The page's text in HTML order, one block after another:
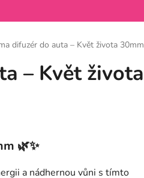
difuzér do auta – Květ života 30mm
– Květ života
🌿✨
a nádhernou vůni s tímto